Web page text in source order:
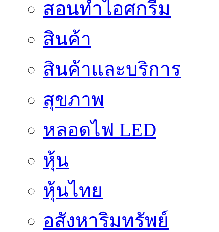
สอนทำไอศกรีม
สินค้า
สินค้าและบริการ
สุขภาพ
หลอดไฟ LED
หุ้น
หุ้นไทย
อสังหาริมทรัพย์